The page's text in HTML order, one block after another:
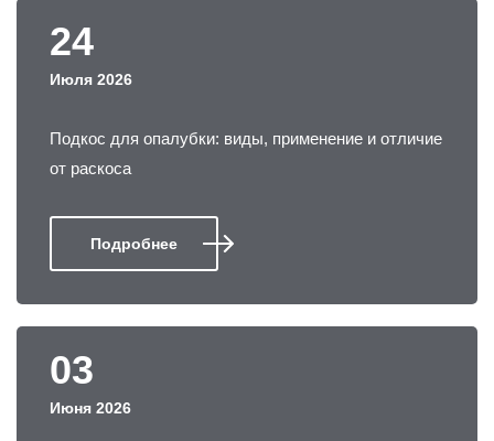
24
Июля 2026
Подкос для опалубки: виды, применение и отличие
от раскоса
Подробнее
03
Июня 2026